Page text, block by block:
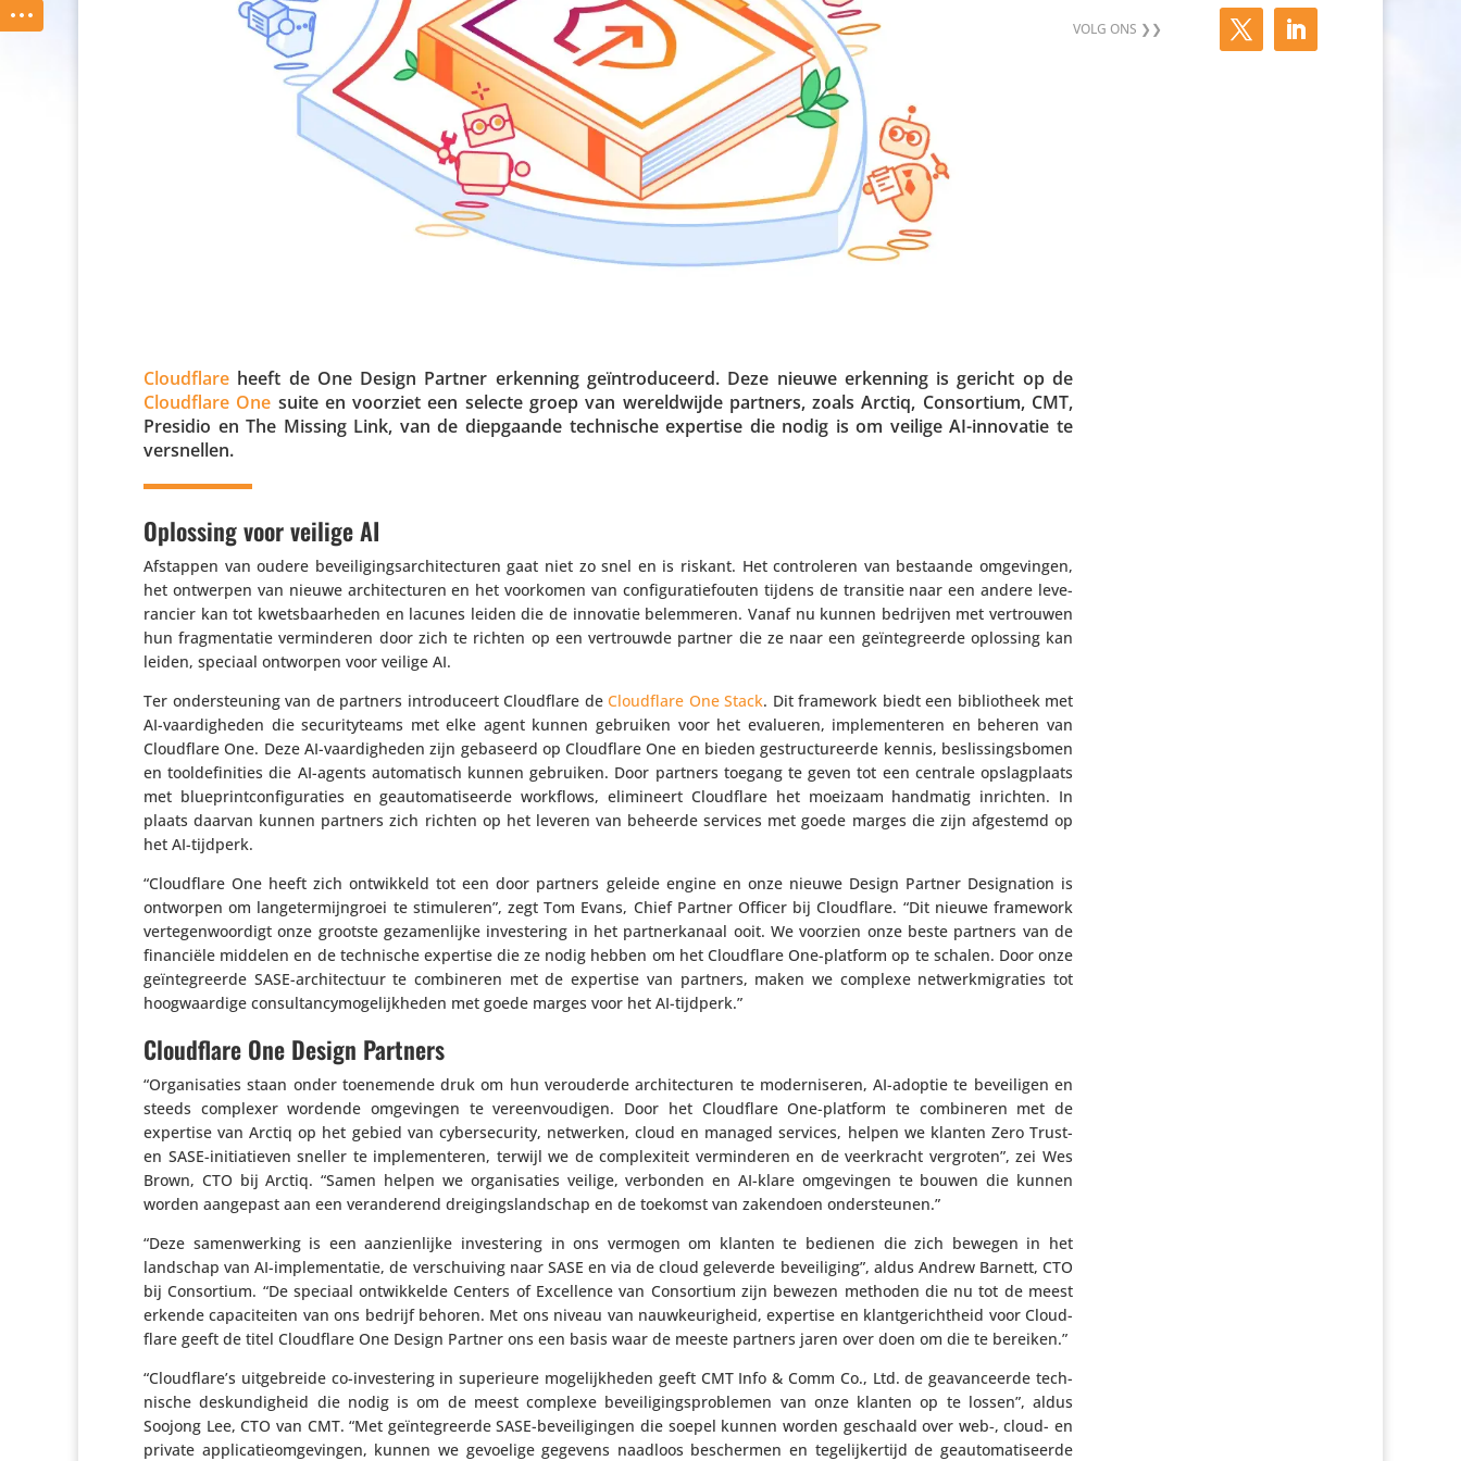
Cloud­flare heeft de One Design Partner erkenning geïn­tro­du­ceerd. Deze nieuwe erkenning is gericht op de
Cloud­flare One suite en voorziet een selecte groep van wereld­wijde partners, zoals Arctiq, Consor­tium, CMT,
Presidio en The Missing Link, van de diep­gaande tech­ni­sche expertise die nodig is om veilige AI-innovatie te
versnellen.
Oplossing voor veilige AI
Afstappen van oudere bevei­li­gings­ar­chi­tec­turen gaat niet zo snel en is riskant. Het contro­leren van bestaande omge­vingen,
het ontwerpen van nieuwe archi­tec­turen en het voorkomen van confi­gu­ra­tie­fouten tijdens de transitie naar een andere leve­
ran­cier kan tot kwets­baar­heden en lacunes leiden die de innovatie belem­meren. Vanaf nu kunnen bedrijven met vertrouwen
hun frag­men­tatie vermin­deren door zich te richten op een vertrouwde partner die ze naar een geïn­te­greerde oplossing kan
leiden, speciaal ontworpen voor veilige AI.
Ter onder­steu­ning van de partners intro­du­ceert Cloud­flare de Cloud­flare One Stack. Dit framework biedt een bibli­o­theek met
AI-vaar­dig­heden die secu­ri­ty­teams met elke agent kunnen gebruiken voor het evalueren, imple­men­teren en beheren van
Cloud­flare One. Deze AI-vaar­dig­heden zijn gebaseerd op Cloud­flare One en bieden gestruc­tu­reerde kennis, beslis­sings­bomen
en tool­de­fi­ni­ties die AI-agents auto­ma­tisch kunnen gebruiken. Door partners toegang te geven tot een centrale opslag­plaats
met blue­print­con­fi­gu­ra­ties en geau­to­ma­ti­seerde workflows, elimi­neert Cloud­flare het moeizaam handmatig inrichten. In
plaats daarvan kunnen partners zich richten op het leveren van beheerde services met goede marges die zijn afgestemd op
het AI-tijdperk.
“Cloud­flare One heeft zich ontwik­keld tot een door partners geleide engine en onze nieuwe Design Partner Desig­na­tion is
ontworpen om lange­ter­mijn­groei te stimu­leren”, zegt Tom Evans, Chief Partner Officer bij Cloud­flare. “Dit nieuwe framework
verte­gen­woor­digt onze grootste geza­men­lijke inves­te­ring in het part­ner­ka­naal ooit. We voorzien onze beste partners van de
finan­ciële middelen en de tech­ni­sche expertise die ze nodig hebben om het Cloud­flare One-platform op te schalen. Door onze
geïn­te­greerde SASE-archi­tec­tuur te combi­neren met de expertise van partners, maken we complexe netwerk­mi­gra­ties tot
hoog­waar­dige consul­tan­cy­mo­ge­lijk­heden met goede marges voor het AI-tijdperk.”
Cloudflare One Design Partners
“Orga­ni­sa­ties staan onder toene­mende druk om hun verou­derde archi­tec­turen te moder­ni­seren, AI-adoptie te bevei­ligen en
steeds complexer wordende omge­vingen te vereen­vou­digen. Door het Cloud­flare One-platform te combi­neren met de
expertise van Arctiq op het gebied van cyber­se­cu­rity, netwerken, cloud en managed services, helpen we klanten Zero Trust-
en SASE-initi­a­tieven sneller te imple­men­teren, terwijl we de complexi­teit vermin­deren en de veer­kracht vergroten”, zei Wes
Brown, CTO bij Arctiq. “Samen helpen we orga­ni­sa­ties veilige, verbonden en AI-klare omge­vingen te bouwen die kunnen
worden aangepast aan een veran­de­rend drei­gings­land­schap en de toekomst van zakendoen ondersteunen.”
“Deze samen­wer­king is een aanzien­lijke inves­te­ring in ons vermogen om klanten te bedienen die zich bewegen in het
landschap van AI-imple­men­tatie, de verschui­ving naar SASE en via de cloud geleverde bevei­li­ging”, aldus Andrew Barnett, CTO
bij Consor­tium. “De speciaal ontwik­kelde Centers of Excel­lence van Consor­tium zijn bewezen methoden die nu tot de meest
erkende capa­ci­teiten van ons bedrijf behoren. Met ons niveau van nauw­keu­rig­heid, expertise en klant­ge­richt­heid voor Cloud­
flare geeft de titel Cloud­flare One Design Partner ons een basis waar de meeste partners jaren over doen om die te bereiken.”
“Cloudflare’s uitge­breide co-inves­te­ring in supe­ri­eure moge­lijk­heden geeft CMT Info & Comm Co., Ltd. de geavan­ceerde tech­
ni­sche deskun­dig­heid die nodig is om de meest complexe bevei­li­gings­pro­blemen van onze klanten op te lossen”, aldus
Soojong Lee, CTO van CMT. “Met geïn­te­greerde SASE-bevei­li­gingen die soepel kunnen worden geschaald over web‑, cloud- en
private appli­ca­tie­om­ge­vingen, kunnen we gevoelige gegevens naadloos beschermen en tege­lij­ker­tijd de geau­to­ma­ti­seerde